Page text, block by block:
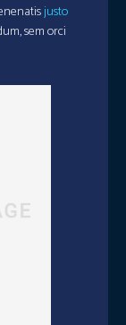
justo
sem orci